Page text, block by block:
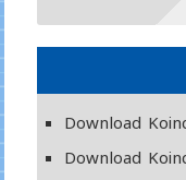
Download
Download